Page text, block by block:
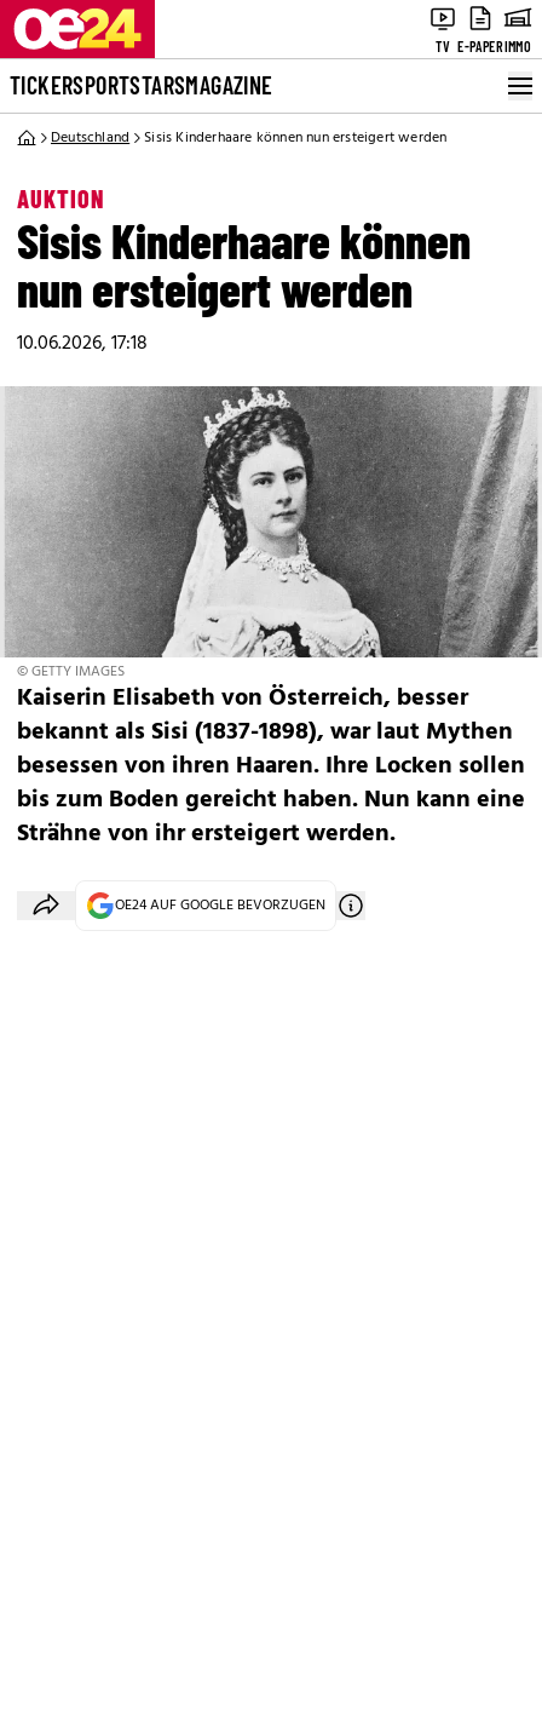
TV E-PAPERIMMO
TICKERSPORTSTARSMAGAZINE
Deutschland Sisis Kinderhaare können nun ersteigert werden
AUKTION
Sisis Kinderhaare können
nun ersteigert werden
10.06.2026, 17:18
© GETTY IMAGES
Kaiserin Elisabeth von Österreich, besser
bekannt als Sisi (1837-1898), war laut Mythen
besessen von ihren Haaren. Ihre Locken sollen
bis zum Boden gereicht haben. Nun kann eine
Strähne von ihr ersteigert werden.
OE24 AUF GOOGLE BEVORZUGEN